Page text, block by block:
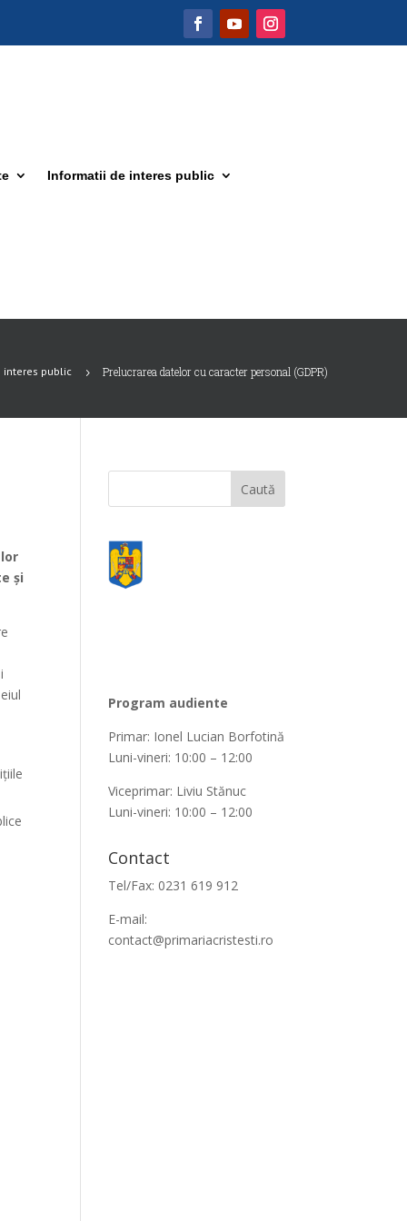
Informatii de interes public
interes public 5 Prelucrarea datelor cu caracter personal (GDPR)
şi
Program audiente
Primar: Ionel Lucian Borfotină
Luni-vineri: 10:00 – 12:00
Viceprimar: Liviu Stănuc
Luni-vineri: 10:00 – 12:00
Contact
Tel/Fax: 0231 619 912
E-mail:
contact@primariacristesti.ro